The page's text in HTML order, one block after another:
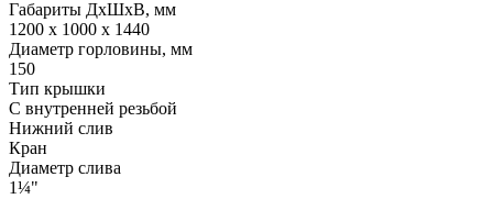
Габариты ДхШхВ, мм
1200 x 1000 x 1440
Диаметр горловины, мм
150
Тип крышки
С внутренней резьбой
Нижний слив
Кран
Диаметр слива
1¼"